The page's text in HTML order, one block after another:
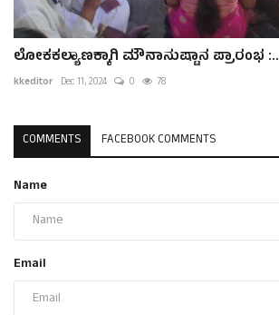
ಲೋಕಕಲ್ಯಾಣಕ್ಕಾಗಿ ಮೌನಾನುಷ್ಟಾನ ಪ್ರಾರಂಭ :..
kkeditor Dec 11, 2024 0 78
COMMENTS FACEBOOK COMMENTS
Name
Email